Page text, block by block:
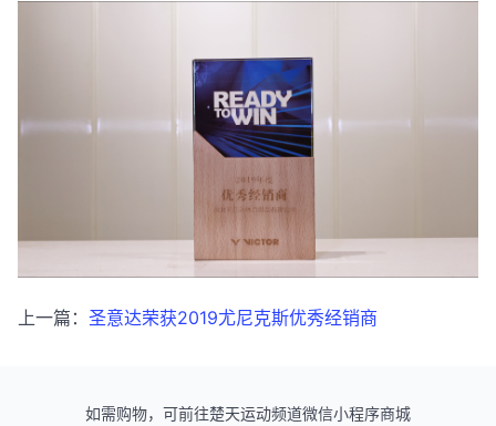
上一篇： 圣意达荣获2019尤尼克斯优秀经销商
如需购物，可前往楚天运动频道微信小程序商城